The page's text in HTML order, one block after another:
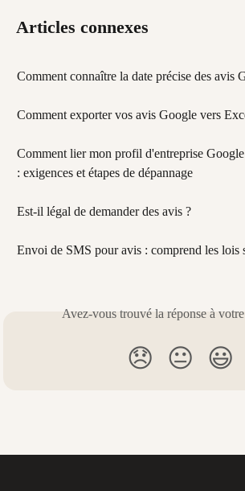
Articles connexes
Comment connaître la date précise des avis
Comment exporter vos avis Google vers
Comment lier mon profil d'entreprise
: exigences et étapes de dépannage
Est-il légal de demander des avis ?
Envoi de SMS pour avis : comprend les lois
Avez-vous trouvé la réponse à
😞 😐 😃